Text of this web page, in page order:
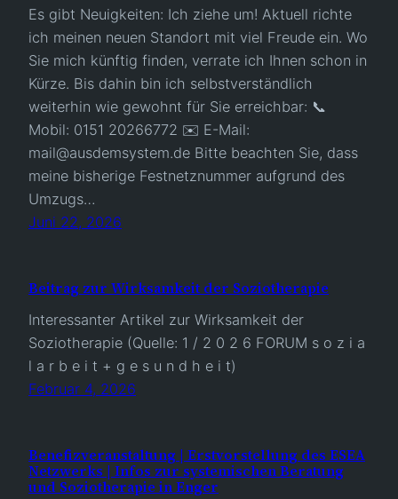
Es gibt Neuigkeiten: Ich ziehe um! Aktuell richte
ich meinen neuen Standort mit viel Freude ein. Wo
Sie mich künftig finden, verrate ich Ihnen schon in
Kürze. Bis dahin bin ich selbstverständlich
weiterhin wie gewohnt für Sie erreichbar: 📞
Mobil: 0151 20266772 ✉️ E-Mail:
mail@ausdemsystem.de Bitte beachten Sie, dass
meine bisherige Festnetznummer aufgrund des
Umzugs…
Juni 22, 2026
Beitrag zur Wirksamkeit der Soziotherapie
Interessanter Artikel zur Wirksamkeit der
Soziotherapie (Quelle: 1 / 2 0 2 6 FORUM s o z i a
l a r b e i t + g e s u n d h e i t)
Februar 4, 2026
Benefizveranstaltung | Erstvorstellung des ESEA
Netzwerks | Infos zur systemischen Beratung
und Soziotherapie in Enger